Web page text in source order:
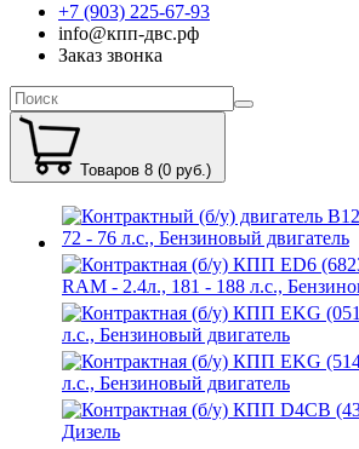
+7 (903) 225-67-93
info@кпп-двс.рф
Заказ звонка
Товаров 8 (0 руб.)